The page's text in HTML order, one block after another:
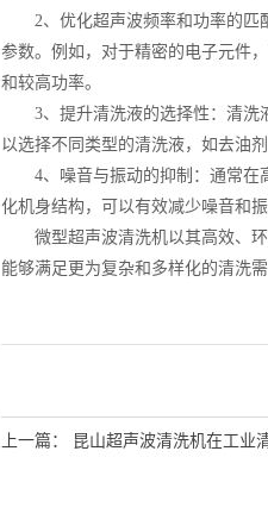
2、优化超声波频率和功率的匹配
参数。例如，对于精密的电子元件
和较高功率。
3、提升清洗液的选择性：清洗液
以选择不同类型的清洗液，如去油
4、噪音与振动的抑制：通常在高
化机身结构，可以有效减少噪音和
微型超声波清洗机以其高效、环
能够满足更为复杂和多样化的清洗需
上一篇： 昆山超声波清洗机在工业